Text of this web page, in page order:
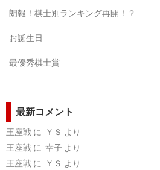
朗報！棋士別ランキング再開！？
お誕生日
最優秀棋士賞
最新コメント
王座戦 に ＹＳ より
王座戦 に 幸子 より
王座戦 に ＹＳ より